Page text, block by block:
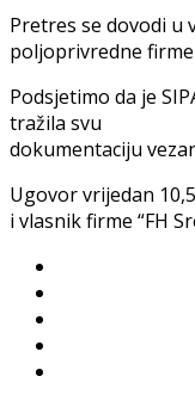
Pretres se dovodi u
poljoprivredne firme
Podsjetimo da je
tražila svu
dokumentaciju
Ugovor vrijedan
i vlasnik firme “FH